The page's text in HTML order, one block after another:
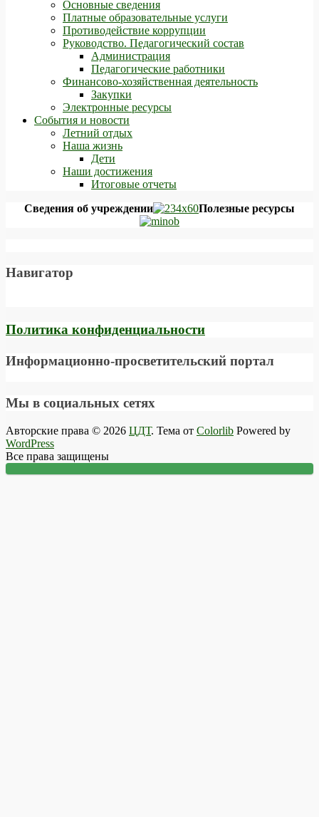
Основные сведения
Платные образовательные услуги
Противодействие коррупции
Руководство. Педагогический состав
Администрация
Педагогические работники
Финансово-хозяйственная деятельность
Закупки
Электронные ресурсы
События и новости
Летний отдых
Наша жизнь
Дети
Наши достижения
Итоговые отчеты
Сведения об учреждении
Полезные ресурсы
Навигатор
Политика конфиденциальности
Информационно-просветительский портал
Мы в социальных сетях
Авторские права © 2026 ЦДТ. Тема от Colorlib Powered by
WordPress
Все права защищены